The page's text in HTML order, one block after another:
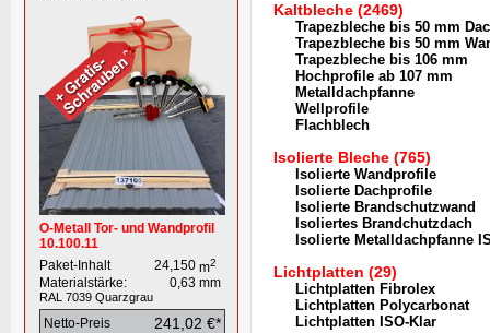
O-Metall Tor- und Wandprofil
10.100.11
Paket-Inhalt
24,150 m2
Materialstärke: 0,63 mm
RAL 7039 Quarzgrau
Netto-Preis 241,02 €*
Kaltbleche (2469)
Trapezbleche bis 50 mm
Trapezbleche bis 50 mm
Trapezbleche bis 106 mm
Hochprofile ab 107 mm
Metalldachpfanne
Wellprofile
Flachblech
Isolierte Bleche (765)
Isolierte Wandprofile
Isolierte Dachprofile
Isolierte Brandschutzwand
Isoliertes Brandchutzdach
Isolierte Metalldachpfanne
Lichtplatten (29)
Lichtplatten Fibrolex
Lichtplatten Polycarbonat
Lichtplatten ISO-Klar